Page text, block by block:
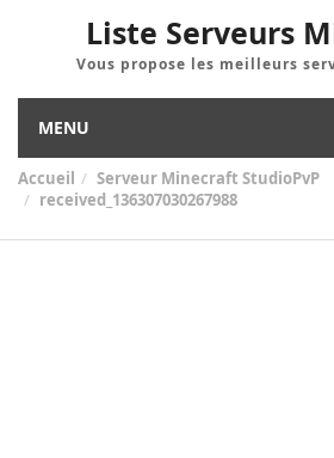
Liste Serveurs
Vous propose les meilleurs
MENU
Accueil
Serveur Minecraft StudioPvP
received_136307030267988